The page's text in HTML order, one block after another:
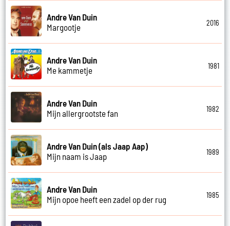
Andre Van Duin
Margootje
2016
Andre Van Duin
Me kammetje
1981
Andre Van Duin
Mijn allergrootste fan
1982
Andre Van Duin (als Jaap Aap)
Mijn naam is Jaap
1989
Andre Van Duin
Mijn opoe heeft een zadel op der rug
1985